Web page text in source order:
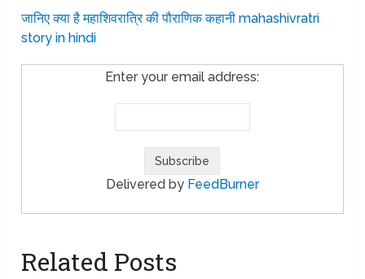
जानिए क्या है महाशिवरात्रि की पौराणिक कहानी mahashivratri
story in hindi
Enter your email address:
Delivered by FeedBurner
Related Posts